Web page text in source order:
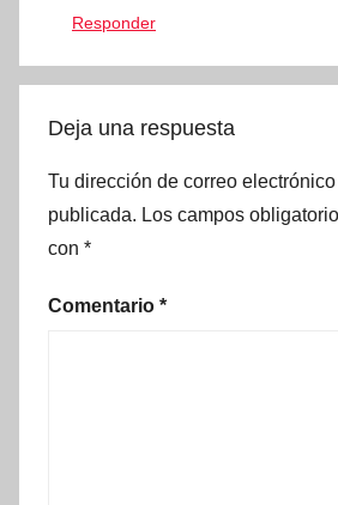
Responder
Deja una respuesta
Tu dirección de correo
publicada. Los campos
con *
Comentario *